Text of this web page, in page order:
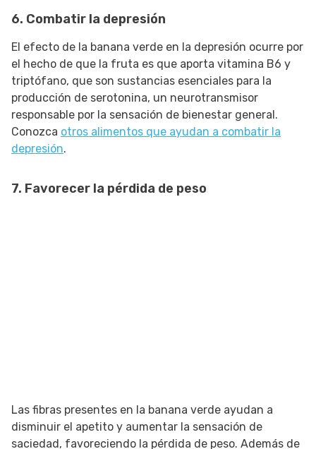
6. Combatir la depresión
El efecto de la banana verde en la depresión ocurre por
el hecho de que la fruta es que aporta vitamina B6 y
triptófano, que son sustancias esenciales para la
producción de serotonina, un neurotransmisor
responsable por la sensación de bienestar general.
Conozca otros alimentos que ayudan a combatir la
depresión.
7. Favorecer la pérdida de peso
Las fibras presentes en la banana verde ayudan a
disminuir el apetito y aumentar la sensación de
saciedad, favoreciendo la pérdida de peso. Además de